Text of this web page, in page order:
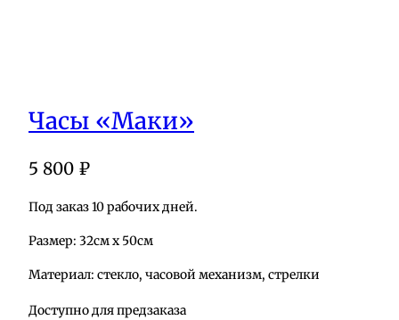
Часы «Маки»
5 800 ₽
Под заказ 10 рабочих дней.
Размер: 32см х 50см
Материал: стекло, часовой механизм, стрелки
Доступно для предзаказа